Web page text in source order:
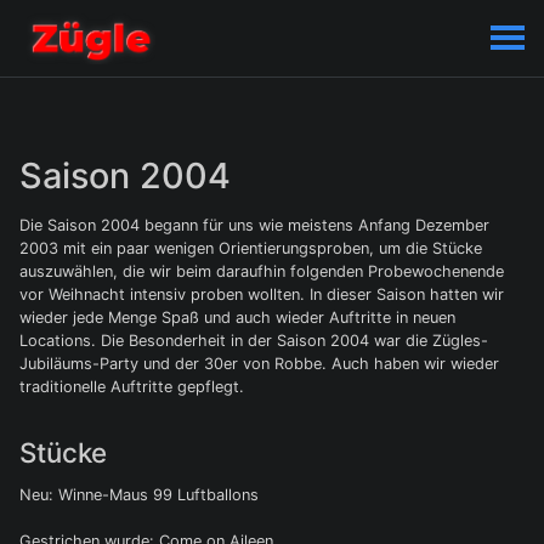
Saison 2004
Die Saison 2004 begann für uns wie meistens Anfang Dezember
2003 mit ein paar wenigen Orientierungsproben, um die Stücke
auszuwählen, die wir beim daraufhin folgenden Probewochenende
vor Weihnacht intensiv proben wollten. In dieser Saison hatten wir
wieder jede Menge Spaß und auch wieder Auftritte in neuen
Locations. Die Besonderheit in der Saison 2004 war die Zügles-
Jubiläums-Party und der 30er von Robbe. Auch haben wir wieder
traditionelle Auftritte gepflegt.
Stücke
Neu: Winne-Maus 99 Luftballons